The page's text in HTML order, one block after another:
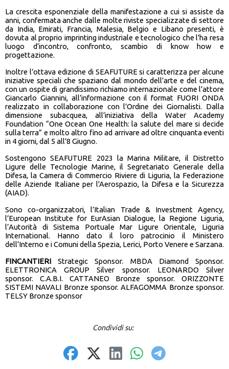
La crescita esponenziale della manifestazione a cui si assiste da
anni, confermata anche dalle molte riviste specializzate di settore
da India, Emirati, Francia, Malesia, Belgio e Libano presenti, è
dovuta al proprio imprinting industriale e tecnologico che l’ha resa
luogo d’incontro, confronto, scambio di know how e
progettazione.
Inoltre l’ottava edizione di SEAFUTURE si caratterizza per alcune
iniziative speciali che spaziano dal mondo dell’arte e del cinema,
con un ospite di grandissimo richiamo internazionale come l’attore
Giancarlo Giannini, all’informazione con il format FUORI ONDA
realizzato in collaborazione con l’Ordine dei Giornalisti. Dalla
dimensione subacquea, all’iniziativa della Water Academy
Foundation “One Ocean One Health: la salute del mare si decide
sulla terra” e molto altro fino ad arrivare ad oltre cinquanta eventi
in 4 giorni, dal 5 all’8 Giugno.
Sostengono SEAFUTURE 2023 la Marina Militare, il Distretto
Ligure delle Tecnologie Marine, il Segretariato Generale della
Difesa, la Camera di Commercio Riviere di Liguria, la Federazione
delle Aziende Italiane per l'Aerospazio, la Difesa e la Sicurezza
(AIAD).
Sono co-organizzatori, l’Italian Trade & Investment Agency,
l’European Institute for EurAsian Dialogue, la Regione Liguria,
l’Autorità di Sistema Portuale Mar Ligure Orientale, Liguria
International. Hanno dato il loro patrocinio il Ministero
dell’Interno e i Comuni della Spezia, Lerici, Porto Venere e Sarzana.
FINCANTIERIStrategic Sponsor.
MBDA Diamond Sponsor.
ELETTRONICA GROUP Silver sponsor. LEONARDO Silver
sponsor. C.A.B.I. CATTANEO Bronze sponsor. ORIZZONTE
SISTEMI NAVALI Bronze sponsor. ALFAGOMMA Bronze sponsor.
TELSY Bronze sponsor
Condividi su: